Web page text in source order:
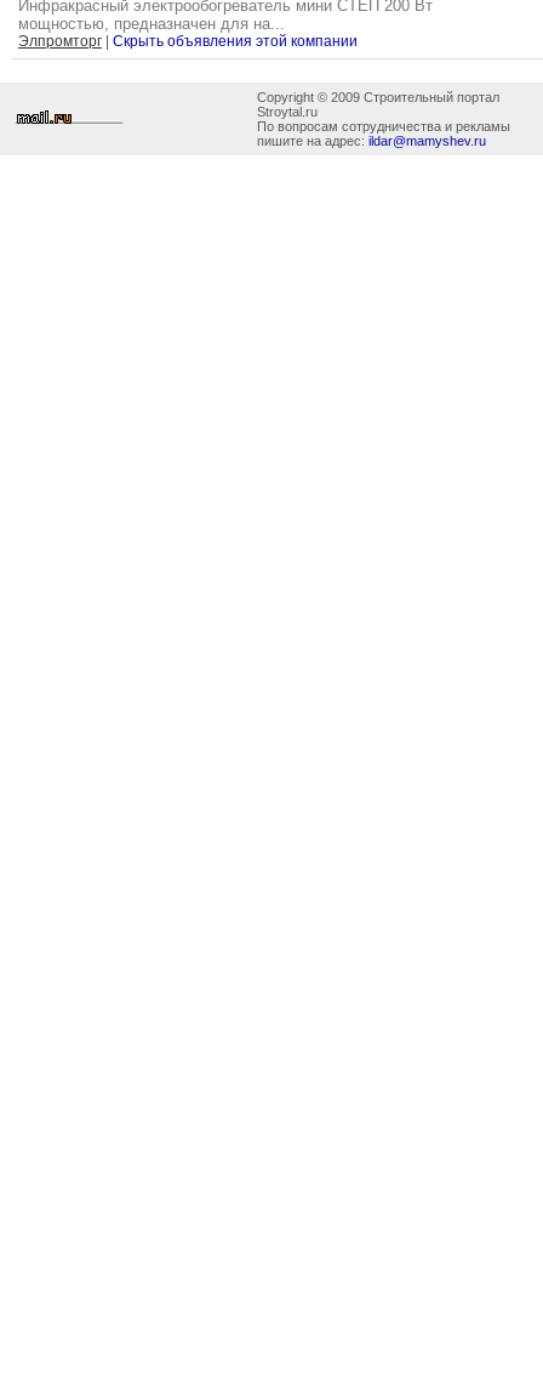
Инфракрасный электрообогреватель мини СТЕП 200 Вт
мощностью, предназначен для на...
Элпромторг Скрыть объявления этой компании
Copyright © 2009 Строительный портал
Stroytal.ru
По вопросам сотрудничества и рекламы
пишите на адрес: ildar@mamyshev.ru